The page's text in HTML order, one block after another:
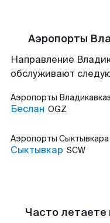
Аэропорты
Направление
обслуживают
Аэропорты
Беслан OGZ
Аэропорты Сыктывкара
Сыктывкар SCW
Часто летаете